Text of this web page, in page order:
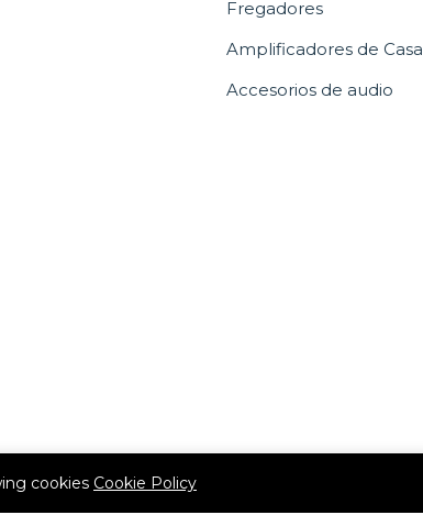
Fregadores
Amplificadores de Casa
Accesorios de audio
cookies Cookie Policy